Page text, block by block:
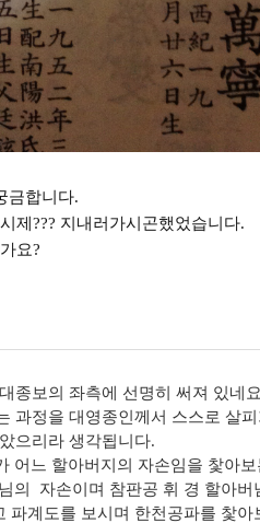
금합니다.
제??? 지내러가시곤했었습니다.
요?
종보의 좌측에 선명히 써져 있네요
과정을 대영종인께서 스스로 살
으리라 생각됩니다.
어느 할아버지의 자손임을 찿아
의 자손이며 참판공 휘 경 할아버
파계도를 보시며 한천공파를 찿아